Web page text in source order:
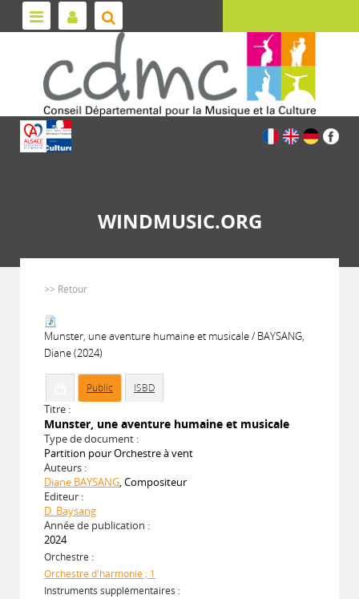
WINDMUSIC.ORG
>> Retour
Munster, une aventure humaine et musicale / BAYSANG,
Diane (2024)
Public ISBD
Titre :
Munster, une aventure humaine et musicale
Type de document :
Partition pour Orchestre à vent
Auteurs :
Diane BAYSANG, Compositeur
Editeur :
D. Baysang
Année de publication :
2024
Orchestre :
Orchestre d'harmonie ; 1
Instruments supplémentaires :